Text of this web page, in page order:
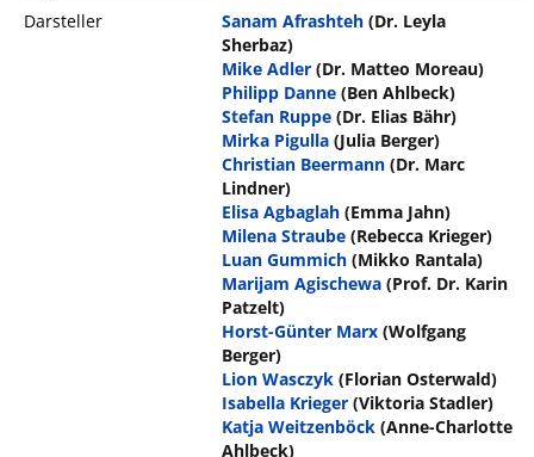
Darsteller
Sanam Afrashteh (Dr. Leyla
Sherbaz)
Mike Adler (Dr. Matteo Moreau)
Philipp Danne (Ben Ahlbeck)
Stefan Ruppe (Dr. Elias Bähr)
Mirka Pigulla (Julia Berger)
Christian Beermann (Dr. Marc
Lindner)
Elisa Agbaglah (Emma Jahn)
Milena Straube (Rebecca Krieger)
Luan Gummich (Mikko Rantala)
Marijam Agischewa (Prof. Dr. Karin
Patzelt)
Horst-Günter Marx (Wolfgang
Berger)
Lion Wasczyk (Florian Osterwald)
Isabella Krieger (Viktoria Stadler)
Katja Weitzenböck (Anne-Charlotte
Ahlbeck)